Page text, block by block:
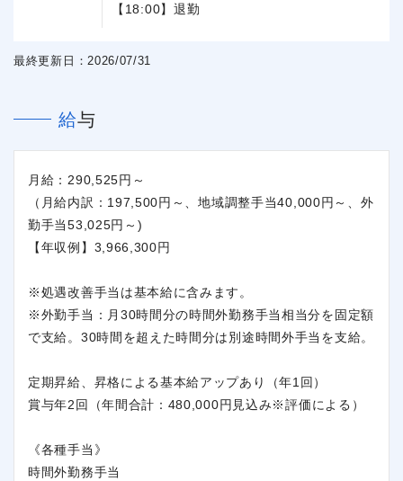
【18:00】退勤
最終更新日：2026/07/31
給与
月給：290,525円～
（月給内訳：197,500円～、地域調整手当40,000円～、外
勤手当53,025円～)
【年収例】3,966,300円
※処遇改善手当は基本給に含みます。
※外勤手当：月30時間分の時間外勤務手当相当分を固定額
で支給。30時間を超えた時間分は別途時間外手当を支給。
定期昇給、昇格による基本給アップあり（年1回）
賞与年2回（年間合計：480,000円見込み※評価による）
《各種手当》
時間外勤務手当